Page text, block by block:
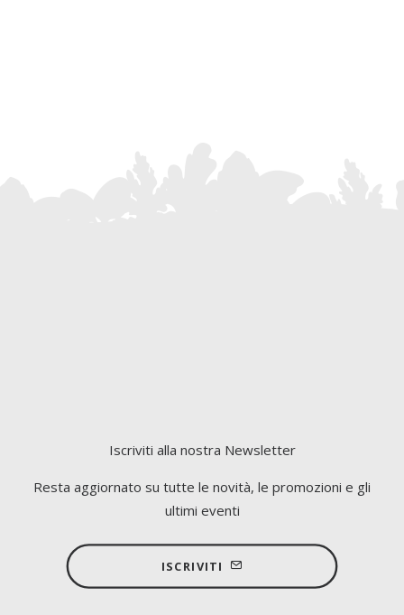
Iscriviti alla nostra Newsletter
Resta aggiornato su tutte le novità, le promozioni e gli
ultimi eventi
ISCRIVITI